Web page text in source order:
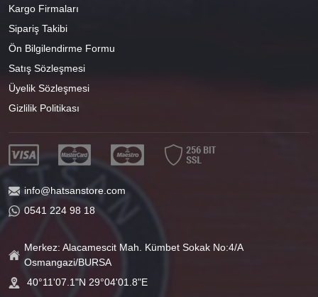
Kargo Firmaları
Sipariş Takibi
Ön Bilgilendirme Formu
Satış Sözleşmesi
Üyelik Sözleşmesi
Gizlilik Politikası
info@hatsanstore.com
0541 224 98 18
Merkez: Alacamescit Mah. Kümbet Sokak No:4/A
Osmangazi/BURSA
40°11'07.1"N 29°04'01.8"E